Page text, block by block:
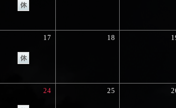
17 18
24 25